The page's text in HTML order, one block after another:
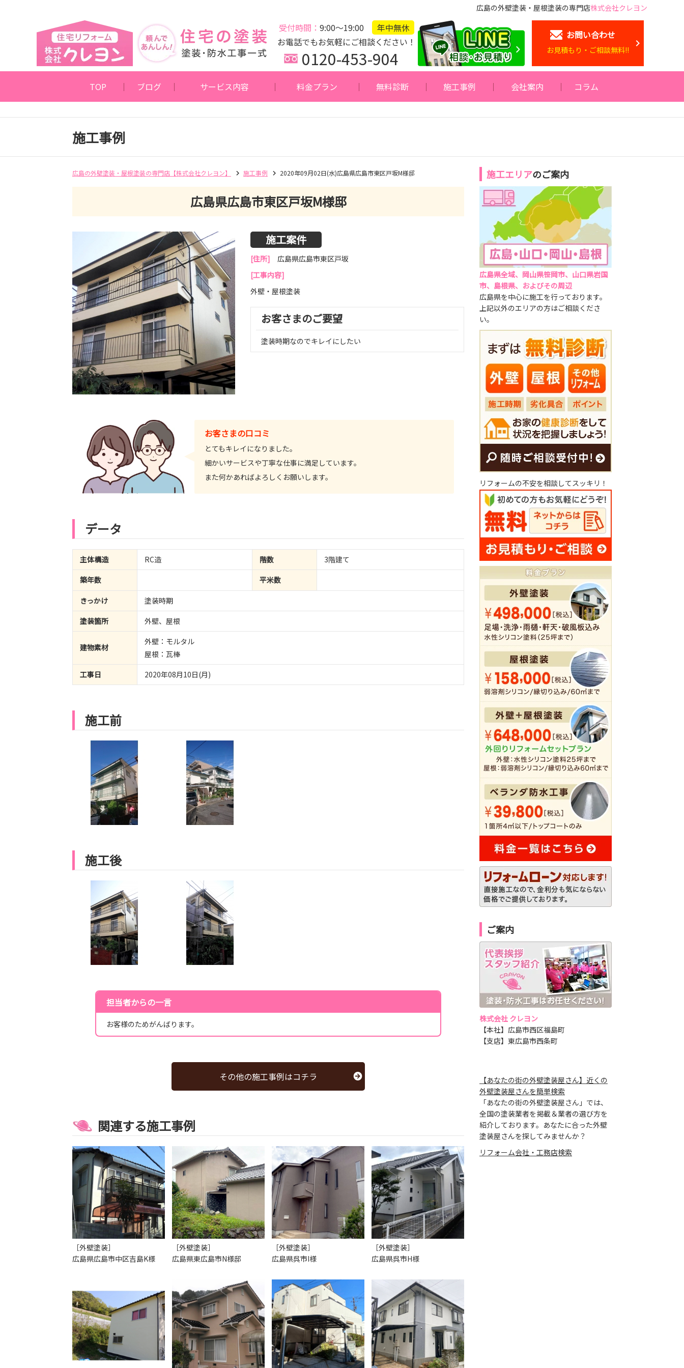
広島の外壁塗装・屋根塗装の専門店株式会社クレヨン
受付時間： 9:00～19:00
年中無休
お電話でもお気軽にご相談ください！
0120-453-904
お問い合わせ
お見積もり・ご相談無料!!
TOP ブログ サービス内容 料金プラン 無料診断 施工事例 会社案内 コラム
施工事例
広島の外壁塗装・屋根塗装の専門店【株式会社クレヨン】 施工事例 2020年09月02日(水)広島県広島市東区戸坂M様邸
広島県広島市東区戸坂M様邸
施工案件
[住所]
広島県広島市東区戸坂
[工事内容]
外壁・屋根塗装
お客さまのご要望
塗装時期なのでキレイにしたい
お客さまの口コミ
とてもキレイになりました。
細かいサービスや丁寧な仕事に満足しています。
また何かあればよろしくお願いします。
データ
主体構造 RC造 階数
3階建て
築年数
平米数
きっかけ
塗装時期
塗装箇所
外壁、屋根
建物素材
外壁：モルタル
屋根：瓦棒
工事日
2020年08月10日(月)
施工前
施工後
担当者からの一言
お客様のためがんばります。
その他の施工事例はコチラ
関連する施工事例
［外壁塗装］
広島県広島市中区吉島K様
［外壁塗装］
広島県東広島市N様邸
［外壁塗装］
広島県呉市I様
［外壁塗装］
広島県呉市H様
施工エリアのご案内
広島県全域、岡山県笹岡市、山口県岩国
市、島根県、およびその周辺
広島県を中心に施工を行っております。
上記以外のエリアの方はご相談くださ
い。
リフォームの不安を相談してスッキリ！
ご案内
株式会社 クレヨン
【本社】広島市西区福島町
【支店】東広島市西条町
【あなたの街の外壁塗装屋さん】近くの
外壁塗装屋さんを簡単検索
「あなたの街の外壁塗装屋さん」では、
全国の塗装業者を掲載＆業者の選び方を
紹介しております。あなたに合った外壁
塗装屋さんを探してみませんか？
リフォーム会社・工務店検索